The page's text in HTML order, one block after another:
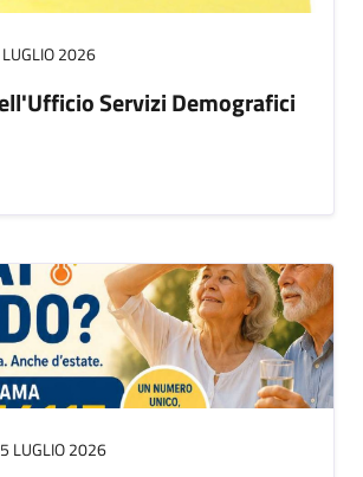
2026
Servizi Demografici
LUGLIO 2026